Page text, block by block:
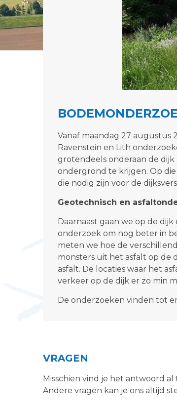
Vanaf maandag 27 augustus
Ravenstein en Lith
grotendeels onderaan de dijk
ondergrond te krijgen. Op
die nodig zijn voor de
Geotechnisch en
Daarnaast gaan we op de
onderzoek om nog beter in
meten we hoe de
monsters uit het asfalt op de
asfalt. De locaties waar het
verkeer op de dijk er zo min
De onderzoeken vinden tot
VRAGEN
Misschien vind je het antwoord al
Andere vragen kan je ons altijd